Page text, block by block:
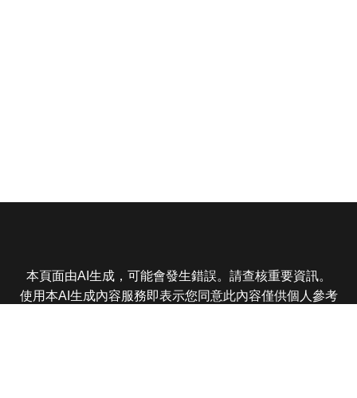
本頁面由AI生成，可能會發生錯誤。請查核重要資訊。
使用本AI生成內容服務即表示您同意此內容僅供個人參考